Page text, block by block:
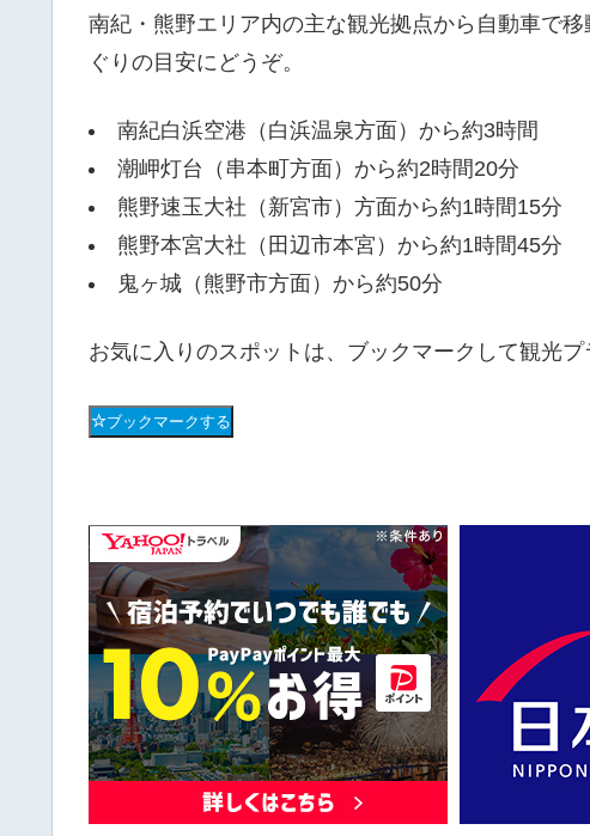
南紀・熊野エリア内の主な観光拠点から自動車で
ぐりの目安にどうぞ。
南紀白浜空港（白浜温泉方面）から約3時間
潮岬灯台（串本町方面）から約2時間20分
熊野速玉大社（新宮市）方面から約1時間15分
熊野本宮大社（田辺市本宮）から約1時間45分
鬼ヶ城（熊野市方面）から約50分
お気に入りのスポットは、ブックマークして観光プ
ブックマークする